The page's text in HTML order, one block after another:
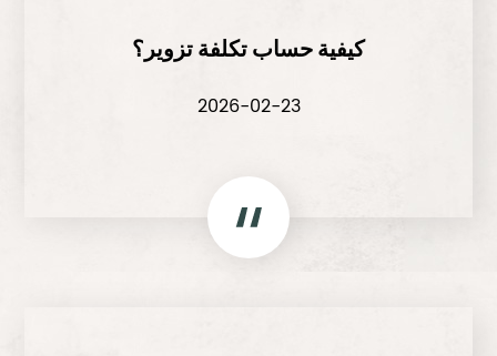
كيفية حساب تكلفة تزوير؟
2026-02-23